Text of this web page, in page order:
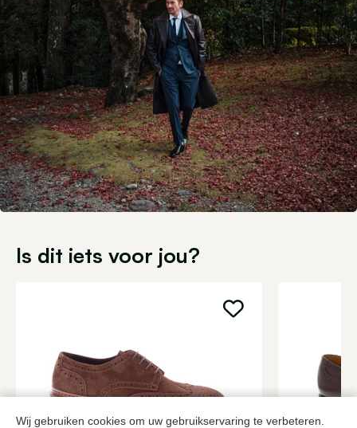
Wij gebruiken cookies om uw gebruikservaring te verbeteren.
Is dit iets voor jou?